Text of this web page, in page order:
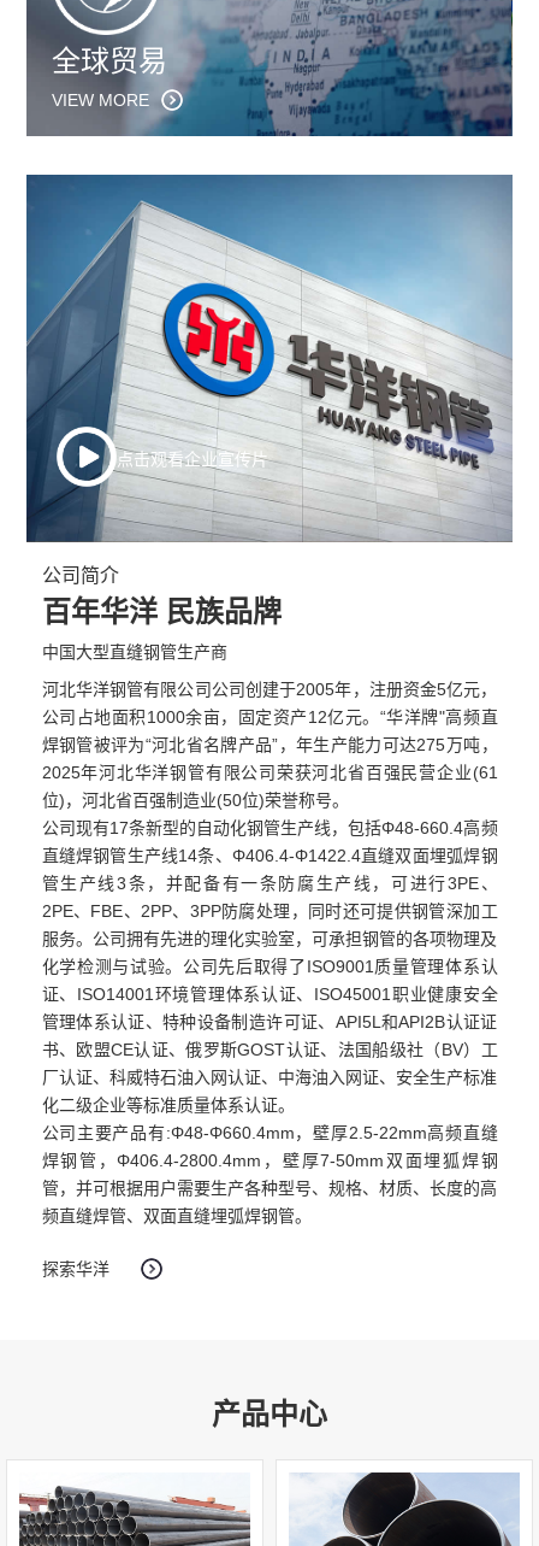
全球贸易
VIEW MORE
点击观看企业宣传片
公司简介
百年华洋 民族品牌
中国大型直缝钢管生产商
河北华洋钢管有限公司公司创建于2005年，注册资金5亿元，
公司占地面积1000余亩，固定资产12亿元。“华洋牌"高频直
焊钢管被评为“河北省名牌产品”，年生产能力可达275万吨，
2025年河北华洋钢管有限公司荣获河北省百强民营企业(61
位)，河北省百强制造业(50位)荣誉称号。
公司现有17条新型的自动化钢管生产线，包括Φ48-660.4高频
直缝焊钢管生产线14条、Φ406.4-Φ1422.4直缝双面埋弧焊钢
管生产线3条，并配备有一条防腐生产线，可进行3PE、
2PE、FBE、2PP、3PP防腐处理，同时还可提供钢管深加工
服务。公司拥有先进的理化实验室，可承担钢管的各项物理及
化学检测与试验。公司先后取得了ISO9001质量管理体系认
证、ISO14001环境管理体系认证、ISO45001职业健康安全
管理体系认证、特种设备制造许可证、API5L和API2B认证证
书、欧盟CE认证、俄罗斯GOST认证、法国船级社（BV）工
厂认证、科威特石油入网认证、中海油入网证、安全生产标准
化二级企业等标准质量体系认证。
公司主要产品有:Φ48-Φ660.4mm，壁厚2.5-22mm高频直缝
焊钢管，Φ406.4-2800.4mm，壁厚7-50mm双面埋狐焊钢
管，并可根据用户需要生产各种型号、规格、材质、长度的高
频直缝焊管、双面直缝埋弧焊钢管。
探索华洋
产品中心